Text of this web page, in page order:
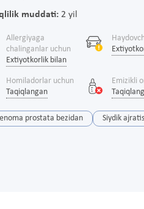
muddati:2 yil
Allergiyaga
chalinganlar uchun
Extiyotkorlik bilan
Homiladorlar uchun
Taqiqlangan
Emizikli
prostata bezidan Siydik